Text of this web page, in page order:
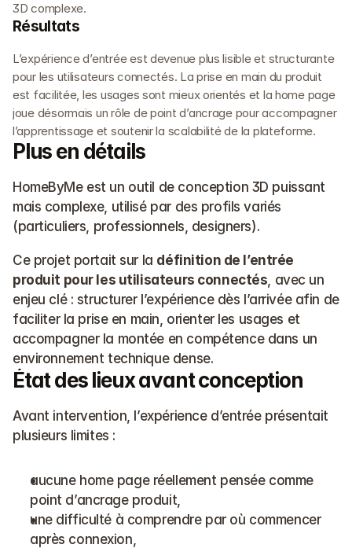
3D complexe.
Résultats
L’expérience d’entrée est devenue plus lisible et structurante
pour les utilisateurs connectés. La prise en main du produit
est facilitée, les usages sont mieux orientés et la home page
joue désormais un rôle de point d’ancrage pour accompagner
l’apprentissage et soutenir la scalabilité de la plateforme.
Plus en détails
HomeByMe est un outil de conception 3D puissant
mais complexe, utilisé par des profils variés
(particuliers, professionnels, designers).
Ce projet portait sur la définition de l’entrée
produit pour les utilisateurs connectés, avec un
enjeu clé : structurer l’expérience dès l’arrivée afin de
faciliter la prise en main, orienter les usages et
accompagner la montée en compétence dans un
environnement technique dense.
État des lieux avant conception
Avant intervention, l’expérience d’entrée présentait
plusieurs limites :
aucune home page réellement pensée comme
point d’ancrage produit,
une difficulté à comprendre par où commencer
après connexion,